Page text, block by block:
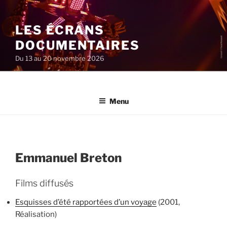
au
contenu
principal
LES ÉCRANS
DOCUMENTAIRES
Du 13 au 20 novembre 2026
Menu
Emmanuel Breton
Films diffusés
Esquisses d’été rapportées d’un voyage (2001,
Réalisation)